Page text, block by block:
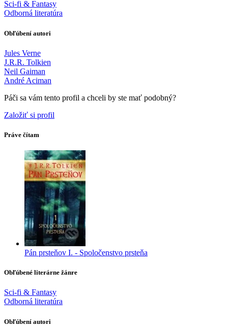
Sci-fi & Fantasy
Odborná literatúra
Obľúbení autori
Jules Verne
J.R.R. Tolkien
Neil Gaiman
André Aciman
Páči sa vám tento profil a chceli by ste mať podobný?
Založiť si profil
Práve čítam
Pán prsteňov I. - Spoločenstvo prsteňa
Obľúbené literárne žánre
Sci-fi & Fantasy
Odborná literatúra
Obľúbení autori